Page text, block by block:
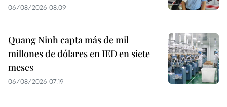
06/08/2026 08:09
Quang Ninh capta más de mil
millones de dólares en IED en siete
meses
06/08/2026 07:19